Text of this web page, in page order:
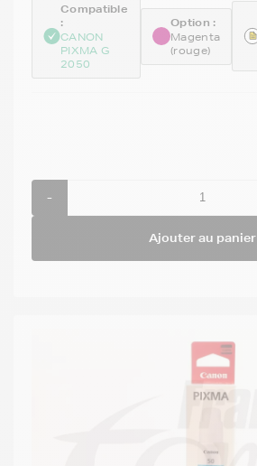
Compatible
:
CANON
PIXMA G
2050
Option :
Magenta
(rouge)
-
Ajouter au panier